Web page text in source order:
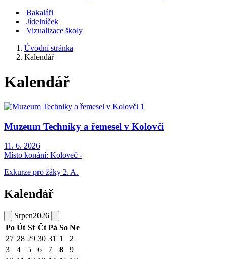
Bakaláři
Jídelníček
Vizualizace školy
Úvodní stránka
Kalendář
Kalendář
Muzeum Techniky a řemesel v Kolovči
11. 6. 2026
Místo konání: Koloveč -
Exkurze pro žáky 2. A.
Kalendář
Srpen2026
Po Út St Čt Pá So Ne
27 28 29 30 31 1
2
3
4 5 6 7 8
9